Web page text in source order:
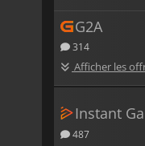
G2A
314
Afficher les
Instant
487